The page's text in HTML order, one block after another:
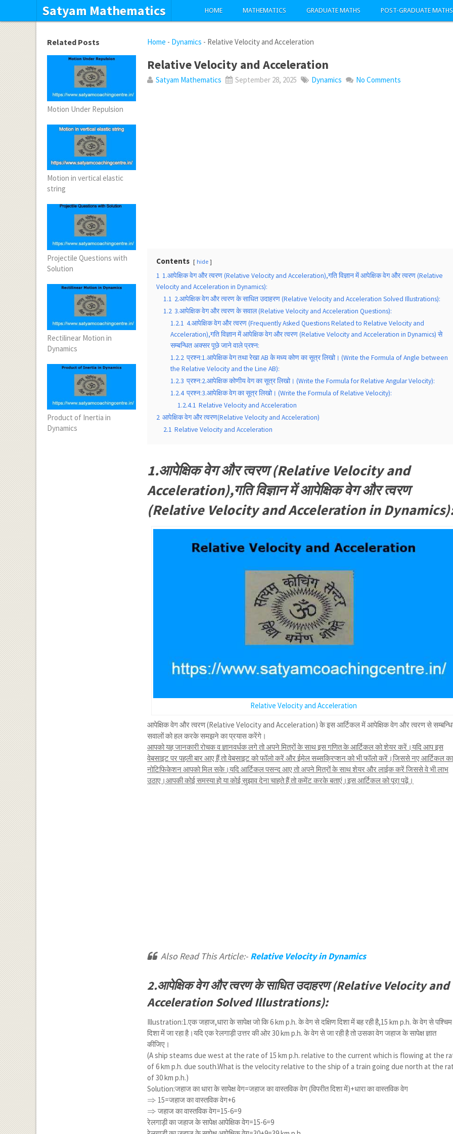
Satyam Mathematics HOME MATHEMATICS GRADUATE MATHS POST-GRADUATE MATHS
Home - Dynamics - Relative Velocity and Acceleration
Relative Velocity and Acceleration
Satyam Mathematics September 28, 2025 Dynamics No Comments
Contents hide
1 1.आपेक्षिक वेग और त्वरण (Relative Velocity and Acceleration),गति विज्ञान में आपेक्षिक वेग और त्वरण (Relative
Velocity and Acceleration in Dynamics):
1.1 2.आपेक्षिक वेग और त्वरण के साधित उदाहरण (Relative Velocity and Acceleration Solved Illustrations):
1.2 3.आपेक्षिक वेग और त्वरण के सवाल (Relative Velocity and Acceleration Questions):
1.2.1 4.आपेक्षिक वेग और त्वरण (Frequently Asked Questions Related to Relative Velocity and
Acceleration),गति विज्ञान में आपेक्षिक वेग और त्वरण (Relative Velocity and Acceleration in Dynamics) से
सम्बन्धित अक्सर पूछे जाने वाले प्रश्न:
1.2.2 प्रश्न:1.आपेक्षिक वेग तथा रेखा AB के मध्य कोण का सूत्र लिखो। (Write the Formula of Angle between
the Relative Velocity and the Line AB):
1.2.3 प्रश्न:2.आपेक्षिक कोणीय वेग का सूत्र लिखो। (Write the Formula for Relative Angular Velocity):
1.2.4 प्रश्न:3.आपेक्षिक वेग का सूत्र लिखो। (Write the Formula of Relative Velocity):
1.2.4.1 Relative Velocity and Acceleration
2 आपेक्षिक वेग और त्वरण(Relative Velocity and Acceleration)
2.1 Relative Velocity and Acceleration
1.आपेक्षिक वेग और त्वरण (Relative Velocity and
Acceleration),गति विज्ञान में आपेक्षिक वेग और त्वरण
(Relative Velocity and Acceleration in
Relative Velocity and Acceleration
आपेक्षिक वेग और त्वरण (Relative Velocity and Acceleration) के इस आर्टिकल में आपेक्षिक वेग और त्वरण से
सवालों को हल करके समझने का प्रयास करेंगे।
आपको यह जानकारी रोचक व ज्ञानवर्धक लगे तो अपने मित्रों के साथ इस गणित के आर्टिकल को शेयर करें।यदि आप इस
वेबसाइट पर पहली बार आए हैं तो वेबसाइट को फॉलो करें और ईमेल सब्सक्रिप्शन को भी फॉलो करें।जिससे नए आर्टिकल का
नोटिफिकेशन आपको मिल सके।यदि आर्टिकल पसन्द आए तो अपने मित्रों के साथ शेयर और लाईक करें जिससे वे भी लाभ
उठाए।आपकी कोई समस्या हो या कोई सुझाव देना चाहते हैं तो कमेंट करके बताएं।इस आर्टिकल को पूरा पढ़ें।
Also Read This Article:- Relative Velocity in Dynamics
2.आपेक्षिक वेग और त्वरण के साधित उदाहरण (Relative Velocity and
Acceleration Solved Illustrations):
Illustration:1.एक जहाज,धारा के सापेक्ष जो कि 6 km p.h. के वेग से दक्षिण दिशा में बह रही है,15 km p.h. के वेग से पश्चिम
दिशा में जा रहा है।यदि एक रेलगाड़ी उत्तर की ओर 30 km p.h. के वेग से जा रही है तो उसका वेग जहाज के सापेक्ष ज्ञात
कीजिए।
(A ship steams due west at the rate of 15 km p.h. relative to the current which is flowing at the
of 6 km p.h. due south.What is the velocity relative to the ship of a train going due north at the
of 30 km p.h.)
Solution:जहाज का धारा के सापेक्ष वेग=जहाज का वास्तविक वेग (विपरीत दिशा में)+धारा का वास्तविक वेग
\Rightarrow
⇒ 15=जहाज का वास्तविक वेग+6
\Rightarrow
⇒ जहाज का वास्तविक वेग=15-6=9
रेलगाड़ी का जहाज के सापेक्ष आपेक्षिक वेग=15-6=9
Related Posts
Motion Under Repulsion
Motion in vertical elastic
string
Projectile Questions with
Solution
Rectilinear Motion in
Dynamics
Product of Inertia in
Dynamics